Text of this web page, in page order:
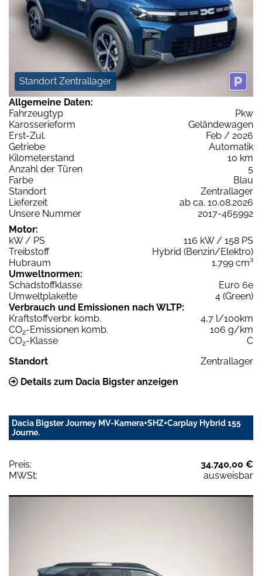
Standort Zentrallager
Allgemeine Daten:
Fahrzeugtyp
Pkw
Karosserieform
Geländewagen
Erst-Zul.
Feb / 2026
Getriebe
Automatik
Kilometerstand
10 km
Anzahl der Türen
5
Farbe
Blau
Standort
Zentrallager
Lieferzeit
ab ca. 10.08.2026
Unsere Nummer
2017-465992
Motor:
kW / PS
116 kW / 158 PS
Treibstoff
Hybrid (Benzin/Elektro)
Hubraum
1.799 cm³
Umweltnormen:
Schadstoffklasse
Euro 6e
Umweltplakette
4 (Green)
Verbrauch und Emissionen nach WLTP:
Kraftstoffverbr. komb.
4,7 l/100km
CO2-Emissionen komb.
106 g/km
CO2-Klasse
C
Standort
Zentrallager
Details zum Dacia Bigster anzeigen
Dacia Bigster Journey MV-Kamera+SHZ+Carplay Hybrid 155
Journe.
Preis:
34.740,00 €
MWSt:
ausweisbar